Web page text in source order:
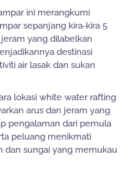
ini merangkumi
sepanjang kira‑kira 5
yang dilabelkan
destinasi
air lasak dan sukan
lokasi white water rafting
arus dan jeram yang
pengalaman dari pemula
peluang menikmati
dan sungai yang memukau